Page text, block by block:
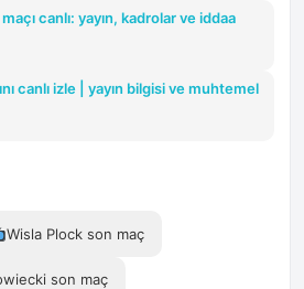
canlı: yayın, kadrolar ve iddaa
canlı izle | yayın bilgisi ve muhtemel
Wisla Plock son maç
son maç